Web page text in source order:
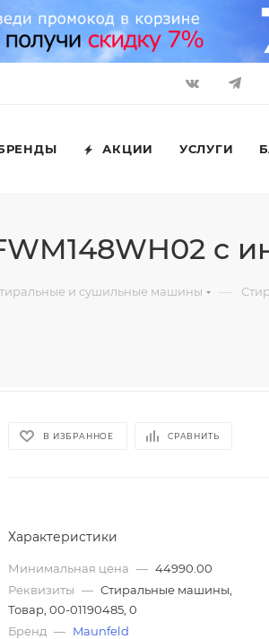
АКЦИИ УСЛУГИ
c
и сушильные машины —
В ИЗБРАННОЕ СРАВНИТЬ
Характеристики
Минимальная цена — 44990.00
Реквизиты — Стиральные машины,
Товар, 00-01190485, 0
Бренд — Maunfeld